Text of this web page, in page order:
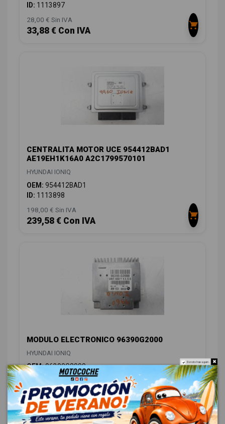
ID: 1113897
28,00 € Sin IVA
33,88 € Con IVA
CENTRALITA MOTOR UCE 954412BAD1
AE19EH1K16A0 A2C1799570101
HYUNDAI IONIQ
OEM: 954412BAD1
ID: 1113898
198,00 € Sin IVA
239,58 € Con IVA
MODULO ELECTRONICO 96390G2000
HYUNDAI IONIQ
OEM:96390G2000
ID:1113904
48,00 € Sin IVA
58,08 € Con IVA
Do not show again.